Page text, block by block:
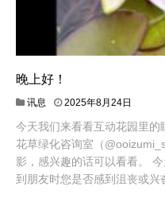
晚上好！
讯息 2025年8月24日
今天我们来看看互动花园里的
花草绿化咨询室（
影，感兴趣的话可以看看。
到朋友时您是否感到沮丧或